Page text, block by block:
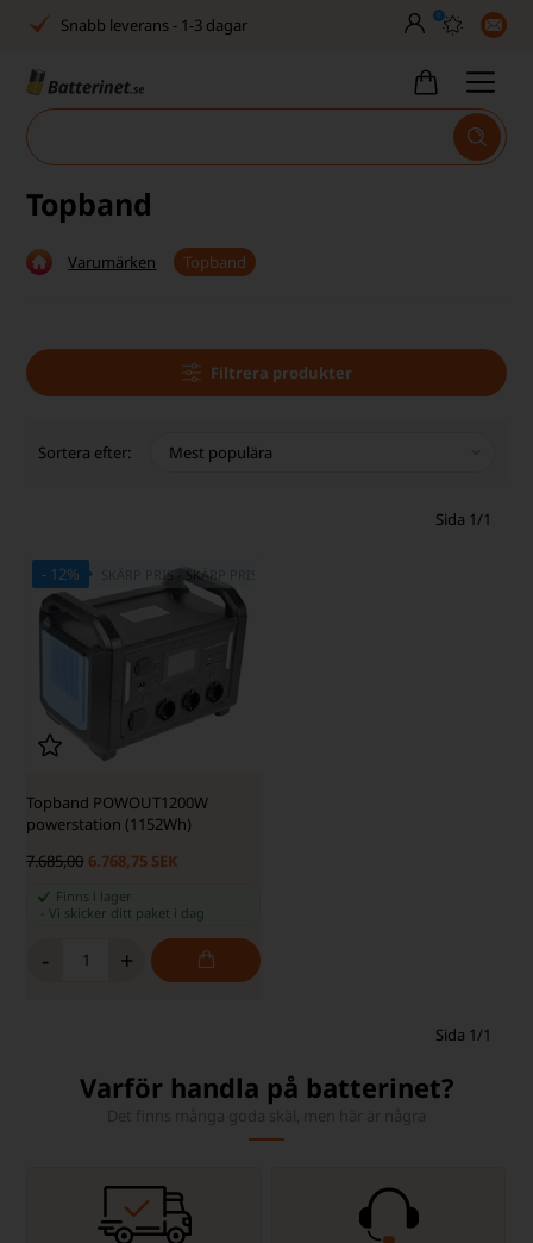
Snabb leverans - 1-3 dagar
Inga dolda avgifter
Billig leverans från 49,-
Inga dolda avgifter
0
Topband
Varumärken Topband
Filtrera produkter
Sortera efter:
Sida 1/1
- 12% SKÄRP PRIS - SKÄRP PRIS
Topband POWOUT1200W
powerstation (1152Wh)
7.685,00 6.768,75 SEK
Finns i lager
-Vi skicker ditt paket i dag
- +
Sida 1/1
Varför handla på batterinet?